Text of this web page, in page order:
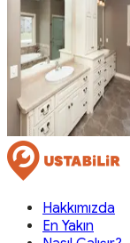
Hakkımızda
En Yakın